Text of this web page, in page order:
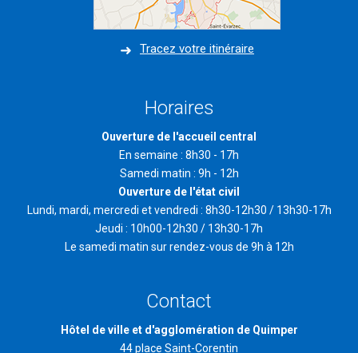
Tracez votre itinéraire
Horaires
Ouverture de l'accueil central
En semaine : 8h30 - 17h
Samedi matin : 9h - 12h
Ouverture de l'état civil
Lundi, mardi, mercredi et vendredi : 8h30-12h30 / 13h30-17h
Jeudi : 10h00-12h30 / 13h30-17h
Le samedi matin sur rendez-vous de 9h à 12h
Contact
Hôtel de ville et d'agglomération de Quimper
44 place Saint-Corentin